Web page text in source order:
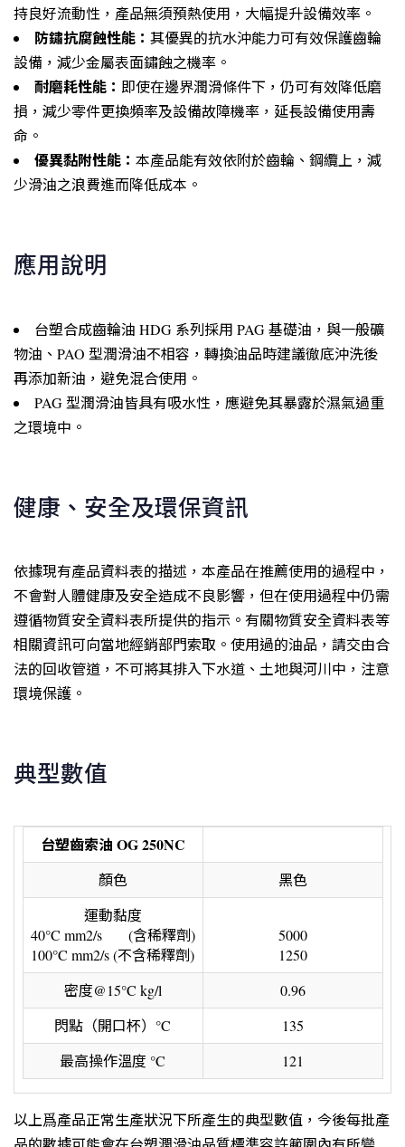
持良好流動性，產品無須預熱使用，大幅提升設備效率。
防鏽抗腐蝕性能： 其優異的抗水沖能力可有效保護齒輪
設備，減少金屬表面鏽蝕之機率。
耐磨耗性能： 即使在邊界潤滑條件下，仍可有效降低磨
損，減少零件更換頻率及設備故障機率，延長設備使用壽
命。
優異黏附性能： 本產品能有效依附於齒輪、鋼纜上，減
少滑油之浪費進而降低成本。
應用說明
台塑合成齒輪油 HDG 系列採用 PAG 基礎油，與一般礦
物油、PAO 型潤滑油不相容，轉換油品時建議徹底沖洗後
再添加新油，避免混合使用。
PAG 型潤滑油皆具有吸水性，應避免其暴露於濕氣過重
之環境中。
健康、安全及環保資訊
依據現有產品資料表的描述，本產品在推薦使用的過程中，
不會對人體健康及安全造成不良影響，但在使用過程中仍需
遵循物質安全資料表所提供的指示。有關物質安全資料表等
相關資訊可向當地經銷部門索取。使用過的油品，請交由合
法的回收管道，不可將其排入下水道、土地與河川中，注意
環境保護。
典型數值
台塑齒索油 OG 250NC
顏色
黑色
運動黏度
40°C mm2/s (含稀釋劑)
100°C mm2/s (不含稀釋劑)
5000
1250
密度@15°C kg/l
0.96
閃點（開口杯）°C
135
最高操作溫度 °C
121
以上爲產品正常生產狀況下所產生的典型數值，今後每批產